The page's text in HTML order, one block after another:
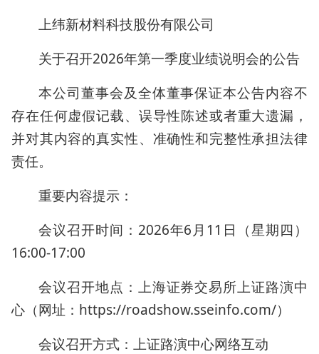
上纬新材料科技股份有限公司
关于召开2026年第一季度业绩说明会的公告
本公司董事会及全体董事保证本公告内容不
存在任何虚假记载、误导性陈述或者重大遗漏，
并对其内容的真实性、准确性和完整性承担法律
责任。
重要内容提示：
会议召开时间：2026年6月11日（星期四）
16:00-17:00
会议召开地点：上海证券交易所上证路演中
心（网址：https://roadshow.sseinfo.com/）
会议召开方式：上证路演中心网络互动